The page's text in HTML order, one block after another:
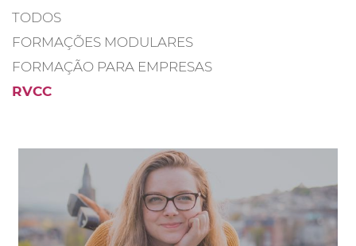
TODOS
FORMAÇÕES MODULARES
FORMAÇÃO PARA EMPRESAS
RVCC